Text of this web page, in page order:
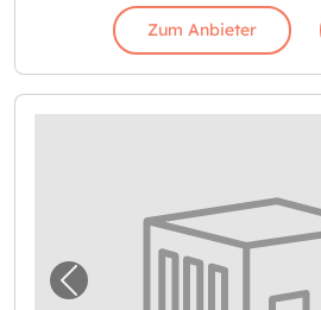
Zum Anbieter
Vorheriges Bild für